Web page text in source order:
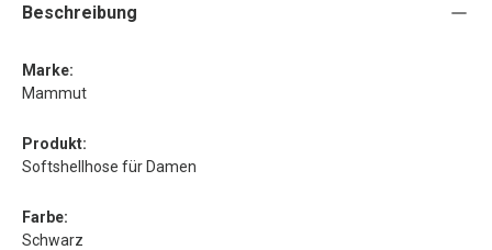
Beschreibung
Marke:
Mammut
Produkt:
Softshellhose für Damen
Farbe:
Schwarz